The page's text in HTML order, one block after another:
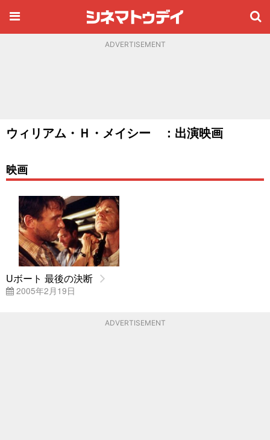
ADVERTISEMENT
ウィリアム・Ｈ・メイシー ：出演映画
映画
Uボート 最後の決断
2005年2月19日
ADVERTISEMENT